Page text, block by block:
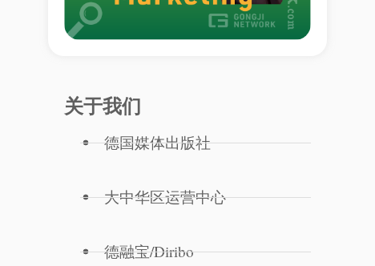
关于我们
德国媒体出版社
大中华区运营中心
德融宝/Diribo